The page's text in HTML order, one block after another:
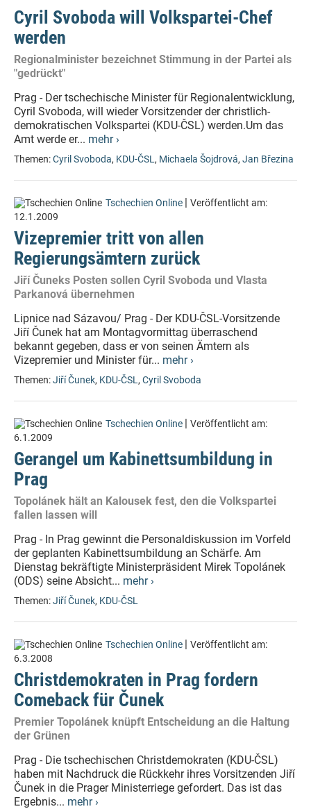
Cyril Svoboda will Volkspartei-Chef
werden
Regionalminister bezeichnet Stimmung in der Partei als
"gedrückt"
Prag - Der tschechische Minister für Regionalentwicklung,
Cyril Svoboda, will wieder Vorsitzender der christlich-
demokratischen Volkspartei (KDU-ČSL) werden.Um das
Amt werde er... mehr ›
Themen:Cyril Svoboda, KDU-ČSL, Michaela Šojdrová, Jan Březina
Tschechien Online | Veröffentlicht am:
12.1.2009
Vizepremier tritt von allen
Regierungsämtern zurück
Jiří Čuneks Posten sollen Cyril Svoboda und Vlasta
Parkanová übernehmen
Lipnice nad Sázavou/ Prag - Der KDU-ČSL-Vorsitzende
Jiří Čunek hat am Montagvormittag überraschend
bekannt gegeben, dass er von seinen Ämtern als
Vizepremier und Minister für... mehr ›
Themen:Jiří Čunek, KDU-ČSL, Cyril Svoboda
Tschechien Online | Veröffentlicht am:
6.1.2009
Gerangel um Kabinettsumbildung in
Prag
Topolánek hält an Kalousek fest, den die Volkspartei
fallen lassen will
Prag - In Prag gewinnt die Personaldiskussion im Vorfeld
der geplanten Kabinettsumbildung an Schärfe. Am
Dienstag bekräftigte Ministerpräsident Mirek Topolánek
(ODS) seine Absicht... mehr ›
Themen:Jiří Čunek, KDU-ČSL
Tschechien Online | Veröffentlicht am:
6.3.2008
Christdemokraten in Prag fordern
Comeback für Čunek
Premier Topolánek knüpft Entscheidung an die Haltung
der Grünen
Prag - Die tschechischen Christdemokraten (KDU-ČSL)
haben mit Nachdruck die Rückkehr ihres Vorsitzenden Jiří
Čunek in die Prager Ministerriege gefordert. Das ist das
Ergebnis... mehr ›